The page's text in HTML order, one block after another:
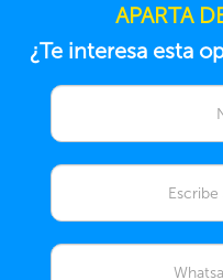
APARTA
¿Te interesa esta